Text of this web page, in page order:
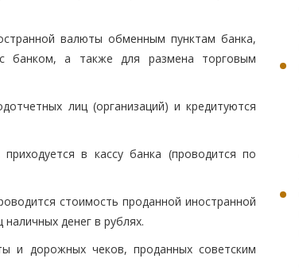
валюты обменным пунктам банка,
банком, а также для размена торговым
лиц (организаций) и кредитуются
в кассу банка (проводится по
стоимость проданной иностранной
денег в рублях.
и дорожных чеков, проданных советским